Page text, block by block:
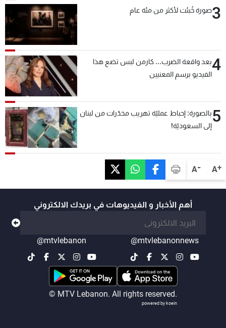
A+
A-
3صورة خُبئت لأكثر من مئة عام
4بعد واقعة الضرب... كارمن لبس تضع هذا
الفيديو برسم المعنيين
5بالصورة: إحباط عمليّة تهريب مخدّرات من لبنان
إلى السعوديّة!
أهم الأخبار و الفيديوهات في بريدك الالكتروني
@mtvlebanonnews
@mtvlebanon
© MTV Lebanon. All rights reserved.
powered by koein